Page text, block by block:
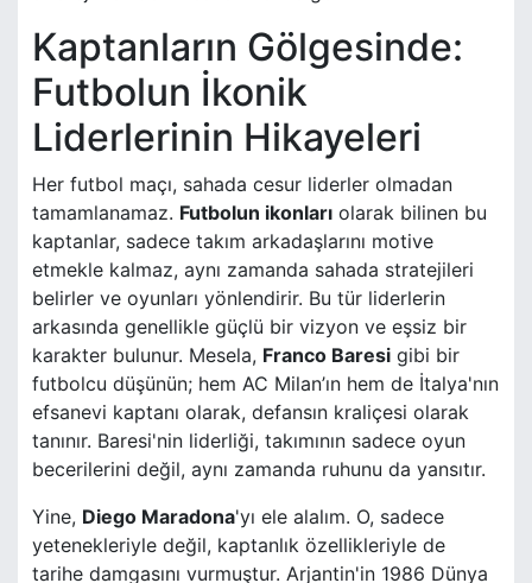
Kaptanların Gölgesinde:
Futbolun İkonik
Liderlerinin Hikayeleri
Her futbol maçı, sahada cesur liderler olmadan
tamamlanamaz. Futbolun ikonları olarak bilinen bu
kaptanlar, sadece takım arkadaşlarını motive
etmekle kalmaz, aynı zamanda sahada stratejileri
belirler ve oyunları yönlendirir. Bu tür liderlerin
arkasında genellikle güçlü bir vizyon ve eşsiz bir
karakter bulunur. Mesela, Franco Baresi gibi bir
futbolcu düşünün; hem AC Milan’ın hem de İtalya'nın
efsanevi kaptanı olarak, defansın kraliçesi olarak
tanınır. Baresi'nin liderliği, takımının sadece oyun
becerilerini değil, aynı zamanda ruhunu da yansıtır.
Yine, Diego Maradona'yı ele alalım. O, sadece
yetenekleriyle değil, kaptanlık özellikleriyle de
tarihe damgasını vurmuştur. Arjantin'in 1986 Dünya